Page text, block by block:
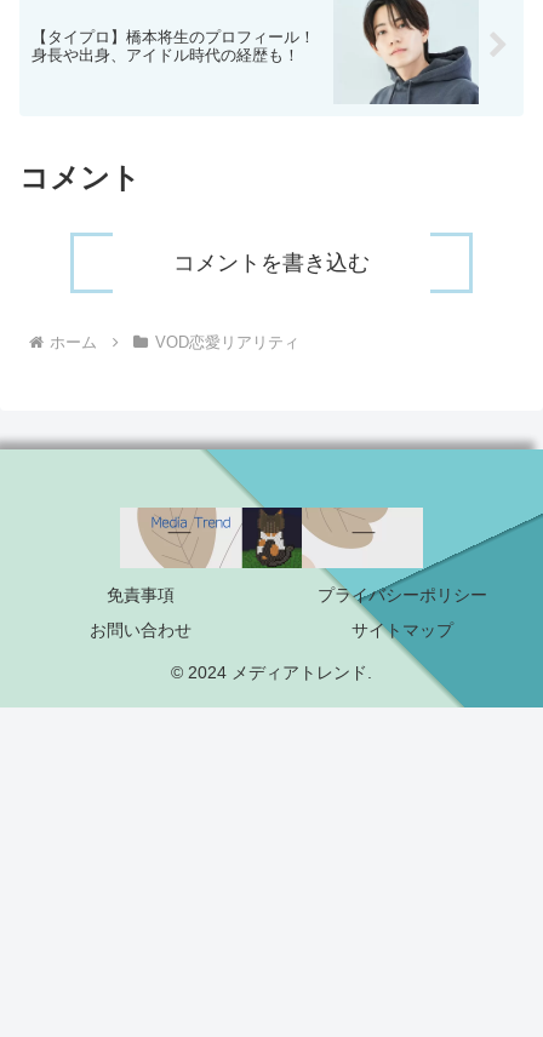
【タイプロ】橋本将生のプロフィール！
身長や出身、アイドル時代の経歴も！
コメント
コメントを書き込む
ホーム VOD恋愛リアリティ
免責事項
プライバシーポリシー
お問い合わせ
サイトマップ
© 2024 メディアトレンド.